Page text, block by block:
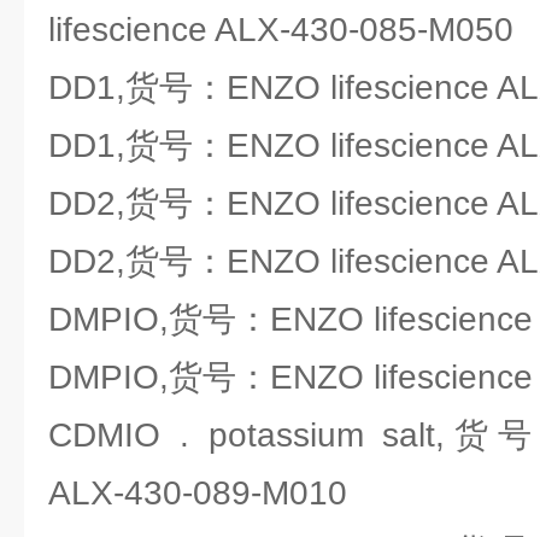
lifescience ALX-430-085-M050
DD1,货号：ENZO lifescience
DD1,货号：ENZO lifescience
DD2,货号：ENZO lifescience
DD2,货号：ENZO lifescience
DMPIO,货号：ENZO
DMPIO,货号：ENZO
CDMIO . potassium salt,货
ALX-430-089-M010